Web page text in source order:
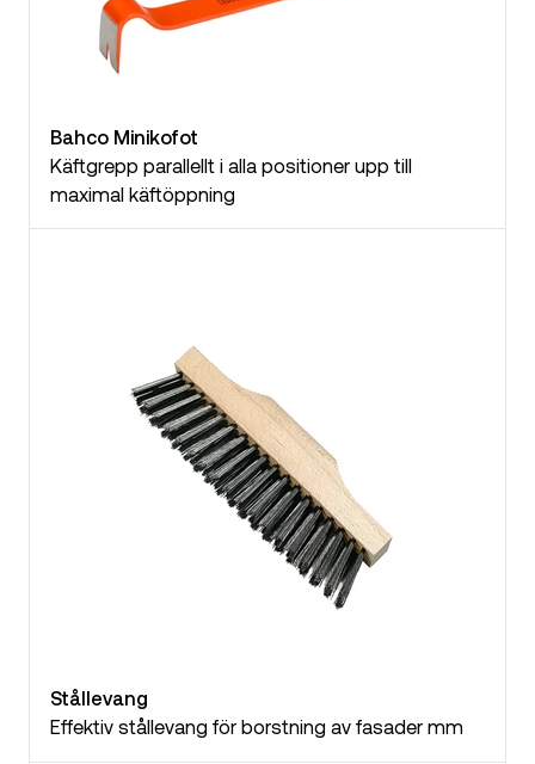
Bahco Minikofot
Käftgrepp parallellt i alla positioner upp till
maximal käftöppning
Stållevang
Effektiv stållevang för borstning av fasader mm